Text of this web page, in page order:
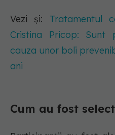
Vezi și: Tratamentul
Cristina Pricop:
cauza unor boli
ani
Cum au fost